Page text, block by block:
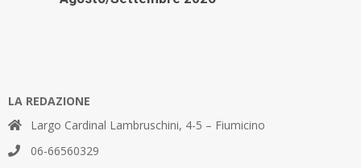
LA REDAZIONE
Largo Cardinal Lambruschini, 4-5 – Fiumicino
06-66560329